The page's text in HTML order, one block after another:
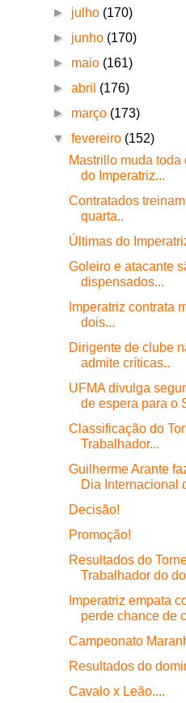
► julho (170)
► junho (170)
► maio (161)
►abril (176)
► março (173)
▼fevereiro (152)
Mastrillo muda toda
do Imperatriz...
Contratados
quarta..
Últimas do
Goleiro e atacante
dispensados...
Imperatriz contrata
dois...
Dirigente de clube
admite críticas..
UFMA divulga
de espera para o
Classificação do
Trabalhador...
Guilherme Arante
Dia Internacional
Decisão!
Promoção!
Resultados do
Trabalhador do
Imperatriz empata
perde chance de
Campeonato
Resultados do
Cavalo x Leão....